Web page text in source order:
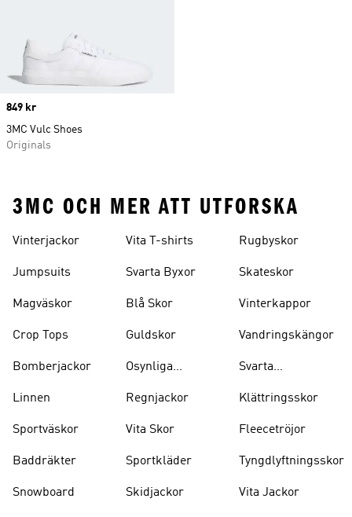
Price
849 kr
3MC Vulc Shoes
Originals
3MC OCH MER ATT UTFORSKA
Vinterjackor
Jumpsuits
Magväskor
Crop Tops
Bomberjackor
Linnen
Sportväskor
Baddräkter
Snowboard
Vita T-shirts
Svarta Byxor
Blå Skor
Guldskor
Osynliga
Regnjackor
Vita Skor
Sportkläder
Skidjackor
Rugbyskor
Skateskor
Vinterkappor
Vandringskängor
Svarta
Klättringsskor
Fleecetröjor
Tyngdlyftningsskor
Vita Jackor